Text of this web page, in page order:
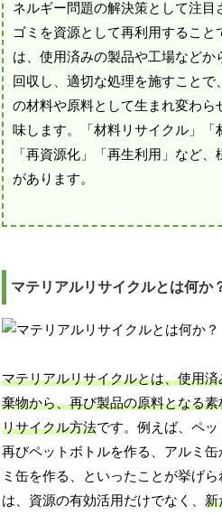
ネルギー問題の解決策として注目
ゴミを資源として再利用すること
は、使用済みの製品や工場などか
回収し、適切な処理を施すことで
の材料や原料として生まれ変わら
味します。「材料リサイクル」「
「再資源化」「再生利用」など、
があります。
マテリアルリサイクルとは何か
マテリアルリサイクルとは、使用
棄物から、再び製品の原料となる
リサイクル方法です。例えば、ペッ
再びペットボトルを作る、アルミ
ミ缶を作る、といったことが挙げ
は、資源の有効活用だけでなく、新